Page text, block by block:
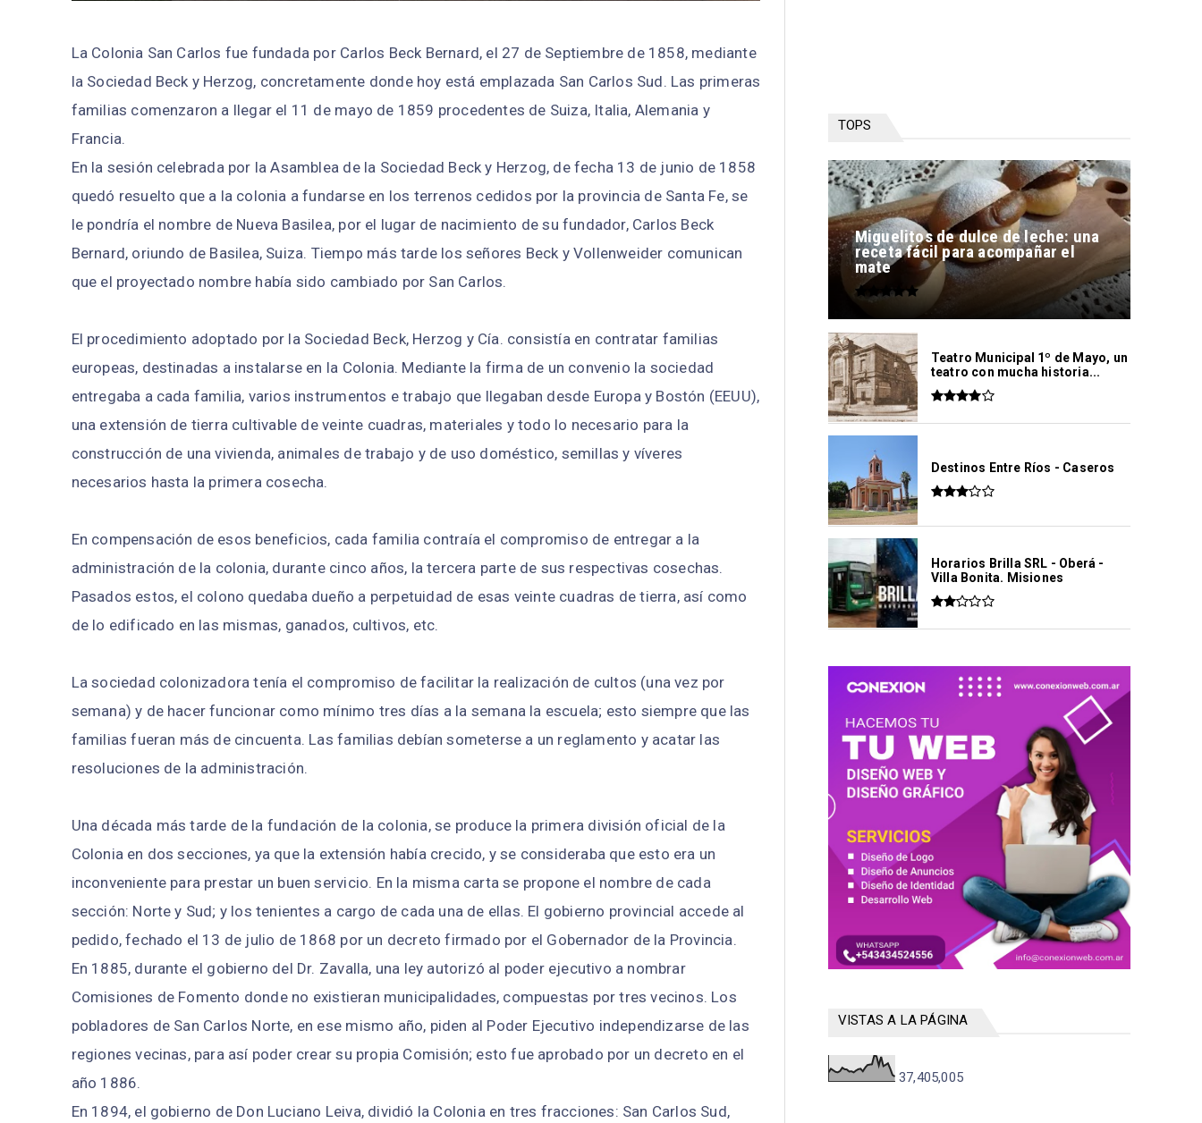
La Colonia San Carlos fue fundada por Carlos Beck Bernard, el 27 de Septiembre de 1858, mediante
la Sociedad Beck y Herzog, concretamente donde hoy está emplazada San Carlos Sud. Las primeras
familias comenzaron a llegar el 11 de mayo de 1859 procedentes de Suiza, Italia, Alemania y
Francia.
En la sesión celebrada por la Asamblea de la Sociedad Beck y Herzog, de fecha 13 de junio de 1858
quedó resuelto que a la colonia a fundarse en los terrenos cedidos por la provincia de Santa Fe, se
le pondría el nombre de Nueva Basilea, por el lugar de nacimiento de su fundador, Carlos Beck
Bernard, oriundo de Basilea, Suiza. Tiempo más tarde los señores Beck y Vollenweider comunican
que el proyectado nombre había sido cambiado por San Carlos.
El procedimiento adoptado por la Sociedad Beck, Herzog y Cía. consistía en contratar familias
europeas, destinadas a instalarse en la Colonia. Mediante la firma de un convenio la sociedad
entregaba a cada familia, varios instrumentos e trabajo que llegaban desde Europa y Bostón (EEUU),
una extensión de tierra cultivable de veinte cuadras, materiales y todo lo necesario para la
construcción de una vivienda, animales de trabajo y de uso doméstico, semillas y víveres
necesarios hasta la primera cosecha.
En compensación de esos beneficios, cada familia contraía el compromiso de entregar a la
administración de la colonia, durante cinco años, la tercera parte de sus respectivas cosechas.
Pasados estos, el colono quedaba dueño a perpetuidad de esas veinte cuadras de tierra, así como
de lo edificado en las mismas, ganados, cultivos, etc.
La sociedad colonizadora tenía el compromiso de facilitar la realización de cultos (una vez por
semana) y de hacer funcionar como mínimo tres días a la semana la escuela; esto siempre que las
familias fueran más de cincuenta. Las familias debían someterse a un reglamento y acatar las
resoluciones de la administración.
Una década más tarde de la fundación de la colonia, se produce la primera división oficial de la
Colonia en dos secciones, ya que la extensión había crecido, y se consideraba que esto era un
inconveniente para prestar un buen servicio. En la misma carta se propone el nombre de cada
sección: Norte y Sud; y los tenientes a cargo de cada una de ellas. El gobierno provincial accede al
pedido, fechado el 13 de julio de 1868 por un decreto firmado por el Gobernador de la Provincia.
En 1885, durante el gobierno del Dr. Zavalla, una ley autorizó al poder ejecutivo a nombrar
Comisiones de Fomento donde no existieran municipalidades, compuestas por tres vecinos. Los
pobladores de San Carlos Norte, en ese mismo año, piden al Poder Ejecutivo independizarse de las
regiones vecinas, para así poder crear su propia Comisión; esto fue aprobado por un decreto en el
año 1886.
En 1894, el gobierno de Don Luciano Leiva, dividió la Colonia en tres fracciones: San Carlos Sud,
TOPS
Miguelitos de dulce de leche: una
receta fácil para acompañar el
mate
Teatro Municipal 1º de Mayo, un
teatro con mucha historia...
Destinos Entre Ríos - Caseros
Horarios Brilla SRL - Oberá -
Villa Bonita. Misiones
VISTAS A LA PÁGINA
37,405,005